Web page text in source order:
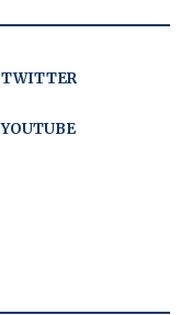
TWITTER
YOUTUBE